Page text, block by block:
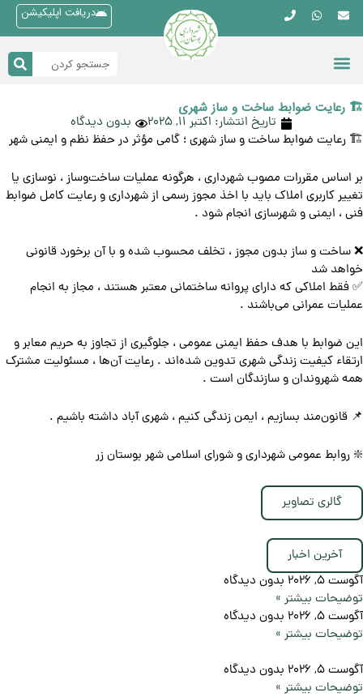
دریافت اپلیکیشن
🏗 رعایت ضوابط ساخت‌ و ساز شهری
تاریخ انتشار: اکتبر 11, 2025
بدون دیدگاه
🏗 رعایت ضوابط ساخت‌ و ساز شهری ؛ گامی مؤثر در حفظ نظم و ایمنی شهر
بر اساس مقررات مصوب شهرداری ، هرگونه عملیات ساخت‌وساز ، نوسازی یا
تغییر کاربری املاک باید با اخذ مجوز رسمی از شهرداری و رعایت کامل ضوابط
فنی ، ایمنی و شهرسازی انجام شود .
❌ ساخت‌ و ساز بدون مجوز ، تخلف محسوب شده و با آن برخورد قانونی
خواهد شد
✅ فقط املاکی که دارای پروانه ساختمانی معتبر هستند ، مجاز به انجام
عملیات عمرانی می‌باشند .
این ضوابط با هدف حفظ ایمنی عمومی ، جلوگیری از تجاوز به حریم معابر و
ارتقاء کیفیت زندگی شهری تدوین شده‌اند . رعایت آن‌ها ، مسئولیت مشترک
همه شهروندان و سازندگان است .
📌 قانون‌مند بسازیم ، ایمن زندگی کنیم ، شهری آباد داشته باشیم .
❇️ روابط عمومی شهرداری و شورای اسلامی شهر بوستان زر
گالری تصاویر
آخرین اخبار
آگوست 5, 2026
بدون دیدگاه
توضیحات بیشتر »
آگوست 5, 2026
بدون دیدگاه
توضیحات بیشتر »
آگوست 5, 2026
بدون دیدگاه
توضیحات بیشتر »